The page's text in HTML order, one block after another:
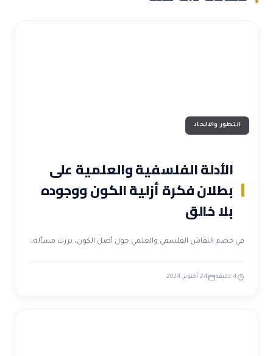
التطور والالحاد
الأدلة الفلسفية والعلمية على
بطلان فكرة أزلية الكون ووجوده
بلا خالق
في خضم النقاش الفلسفي والعلمي حول أصل الكون، برزت مسألة…
4 دقيقة 24 أكتوبر 2024